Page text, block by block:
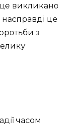
викликано
насправді це
з
часом